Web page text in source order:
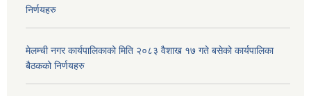
निर्णयहरु
मेलम्ची नगर कार्यपालिकाको मिति २०८३ वैशाख १७ गते बसेको कार्यपालिका
बैठकको निर्णयहरु